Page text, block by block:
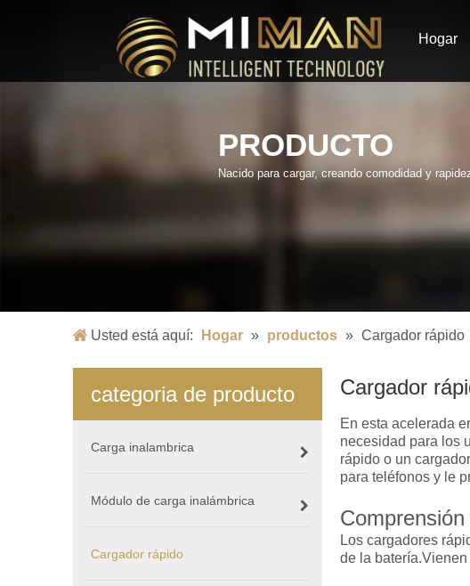
Hogar
PRODUCTO
Nacido para cargar, creando comodidad y
Usted está aquí: Hogar » productos » Cargador rápido
categoria de producto
Carga inalambrica
Módulo de carga inalámbrica
Cargador rápido
Cargador
En esta acelerada
necesidad para los
rápido o un
para teléfonos y le
Los cargadores
de la